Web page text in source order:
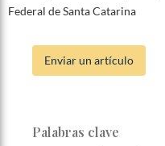
Federal de Santa Catarina
Enviar un artículo
Palabras clave